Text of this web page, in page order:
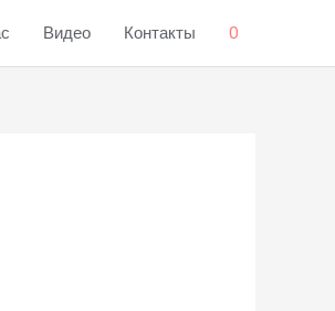
Видео Контакты 0